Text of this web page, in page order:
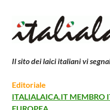
Il sito dei laici italiani vi
Editoriale
ITALIALAICA.IT MEMBRO